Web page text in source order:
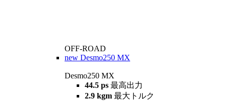
OFF-ROAD
new Desmo250 MX
Desmo250 MX
44.5 ps 最高出力
2.9 kgm 最大トルク